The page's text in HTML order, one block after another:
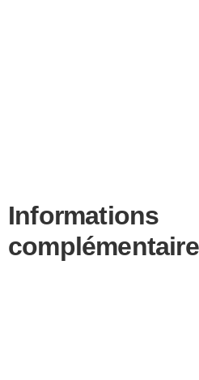
Informations